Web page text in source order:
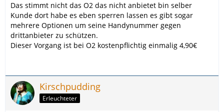
Das stimmt nicht das O2 das nicht anbietet bin selber
Kunde dort habe es eben sperren lassen es gibt sogar
mehrere Optionen um seine Handynummer gegen
drittanbieter zu schützen.
Dieser Vorgang ist bei O2 kostenpflichtig einmalig 4,90€
Kirschpudding
Erleuchteter